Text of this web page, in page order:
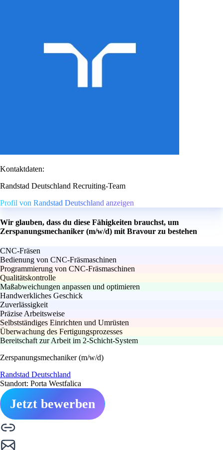
Kontaktdaten:
Randstad Deutschland Recruiting-Team
Profil von Randstad Deutschland anzeigen
Wir glauben, dass du diese Fähigkeiten brauchst, um
Zerspanungsmechaniker (m/w/d) mit Bravour zu bestehen
CNC-Fräsen
Bedienung von CNC-Fräsmaschinen
Programmierung von CNC-Fräsmaschinen
Qualitätskontrolle
Maßabweichungen anpassen und optimieren
Handwerkliches Geschick
Zuverlässigkeit
Präzise Arbeitsweise
Selbstständiges Einrichten und Umrüsten
Überwachung des Fertigungsprozesses
Bereitschaft zur Arbeit im 2-Schicht-System
Zerspanungsmechaniker (m/w/d)
Randstad Deutschland
Standort: Porta Westfalica
Jetzt bewerben